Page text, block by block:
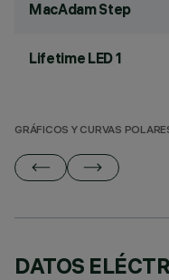
MacAdam Step
Lifetime LED 1
GRÁFICOS Y CURVAS
DATOS